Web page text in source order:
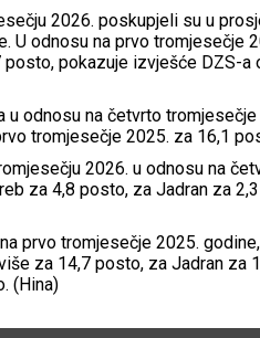
2026. poskupjeli su u
U odnosu na prvo tromjesečje
posto, pokazuje izvješće DZS-a
odnosu na četvrto
tromjesečje 2025. za 16,1
2026. u odnosu na
za 4,8 posto, za Jadran za
prvo tromjesečje 2025.
za 14,7 posto, za Jadran za
(Hina)